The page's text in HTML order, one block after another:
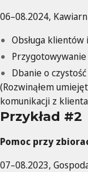
06–08.2024,
Obsługa
Dbanie o
(Rozwinąłem
komunikacji z
Przykład #2
Pomoc przy
07–08.2023,